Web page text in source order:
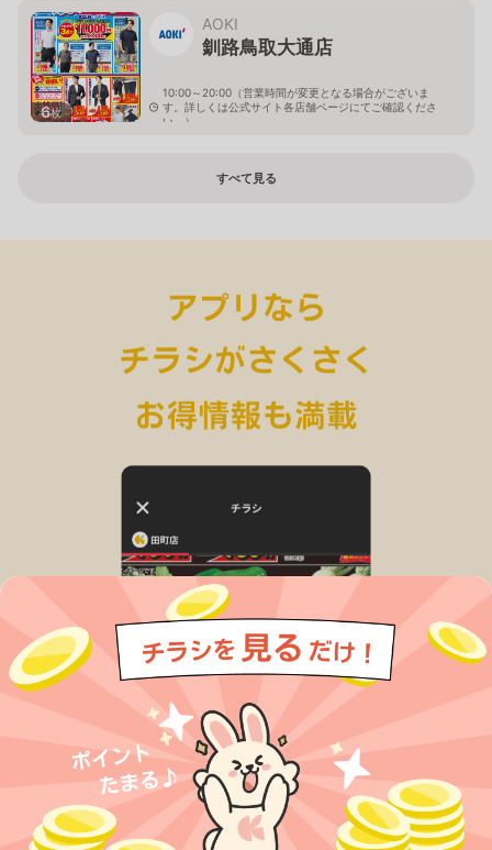
6枚
AOKI
釧路鳥取大通店
10:00～20:00（営業時間が変更となる場合がございま
す。詳しくは公式サイト各店舗ページにてご確認くださ
い。）
すべて見る